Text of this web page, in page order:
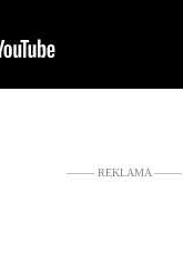
––––– REKLAMA –––––